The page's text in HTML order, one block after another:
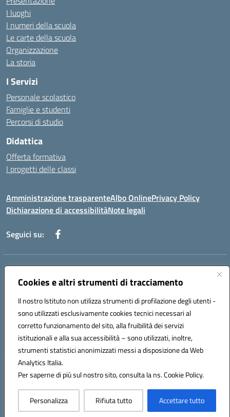
Cookies e altri strumenti di tracciamento
Il nostro Istituto non utilizza strumenti di profilazione degli utenti -
sono utilizzati esclusivamente cookies tecnici necessari al
corretto funzionamento del sito, alla fruibilità dei servizi
istituzionali e alla sua accessibilità – sono utilizzati, inoltre,
strumenti statistici anonimizzati messi a disposizione da Web
Analytics Italia.
Per saperne di più sul nostro sito, consulta la ns. Cookie Policy.
Personalizza Rifiuta tutto Accettare tutto
I luoghi
I numeri della scuola
Le carte della scuola
Organizzazione
La storia
I Servizi
Personale scolastico
Famiglie e studenti
Percorsi di studio
Didattica
Offerta formativa
I progetti delle classi
Amministrazione trasparenteAlbo OnlinePrivacy Policy
Dichiarazione di accessibilitàNote legali
Seguici su:
Indirizzo:
Centralino:+39 0965 78 12 60 Email:rcic841003@istruzione.it
Codice fiscale: 92034530805
Codice meccanografico:
rcic841003
Codice Indice delle Pubbliche Amministrazioni (IPA): istsc_rcic841003
Hosting & Powered by 3D Solution S.r.l.
Concept & Design by Designers Italia